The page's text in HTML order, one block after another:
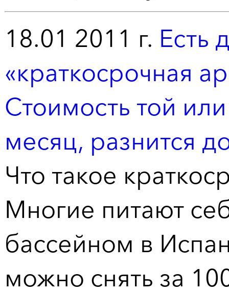
18.01 2011 г. Есть
«краткосрочная
Стоимость той
месяц, разнится
Что такое
Многие питают
бассейном в
можно снять за